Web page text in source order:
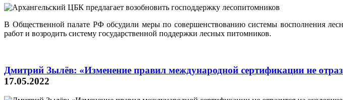
В Общественной палате РФ обсудили меры по совершенствованию системы восполнения
работ и возродить систему государственной поддержки лесных питомников.
Дмитрий Зылёв: «Изменение правил международной сертификации не
17.05.2022